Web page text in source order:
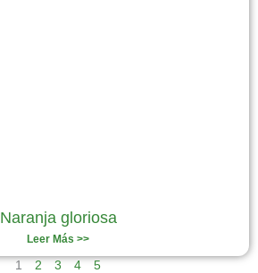
Naranja gloriosa
Leer Más >>
1 2 3 4 5